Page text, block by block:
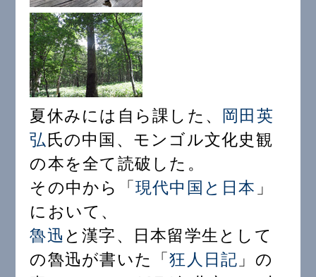
夏休みには自ら課した、 岡田英
弘氏の中国、モンゴル文化史観
の本を全て読破した。
その中から「現代中国と日本 」
において、
魯迅と漢字、日本留学生として
の魯迅が書いた「狂人日記 」の